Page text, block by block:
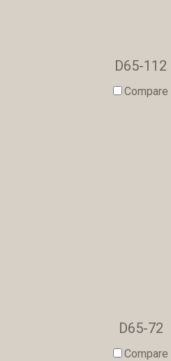
D65-112
Compare
D65-72
Compare